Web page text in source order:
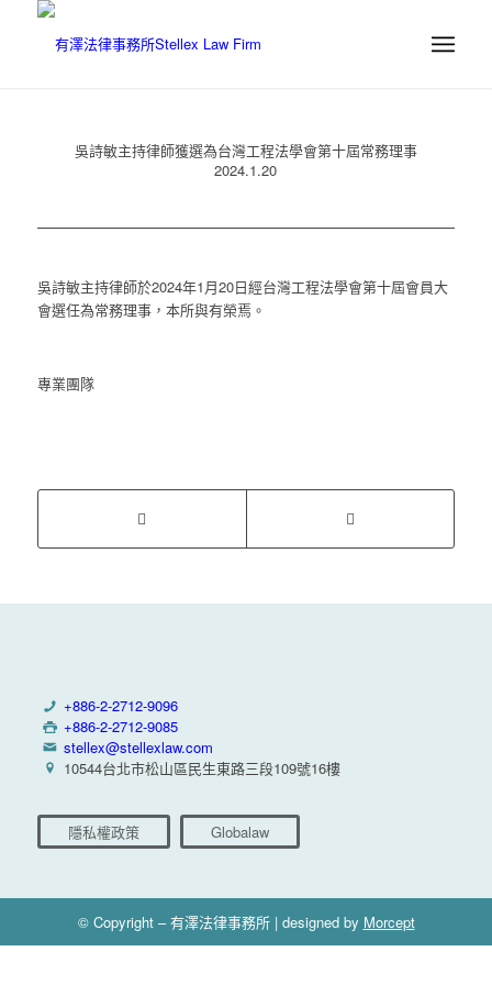
吳詩敏主持律師獲選為台灣工程法學會第十屆常務理事
2024.1.20
吳詩敏主持律師於2024年1月20日經台灣工程法學會第十屆會員大
會選任為常務理事，本所與有榮焉。
專業團隊
+886-2-2712-9096
+886-2-2712-9085
stellex@stellexlaw.com
10544台北市松山區民生東路三段109號16樓
隱私權政策 Globalaw
© Copyright – 有澤法律事務所 | designed by Morcept